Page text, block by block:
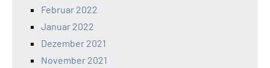
Februar 2022
Januar 2022
Dezember 2021
November 2021